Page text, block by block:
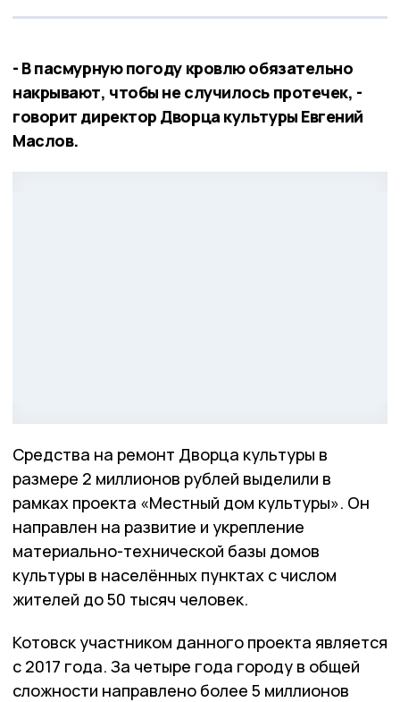
- В пасмурную погоду кровлю обязательно
накрывают, чтобы не случилось протечек, -
говорит директор Дворца культуры Евгений
Маслов.
Средства на ремонт Дворца культуры в
размере 2 миллионов рублей выделили в
рамках проекта «Местный дом культуры». Он
направлен на развитие и укрепление
материально-технической базы домов
культуры в населённых пунктах с числом
жителей до 50 тысяч человек.
Котовск участником данного проекта является
с 2017 года. За четыре года городу в общей
сложности направлено более 5 миллионов